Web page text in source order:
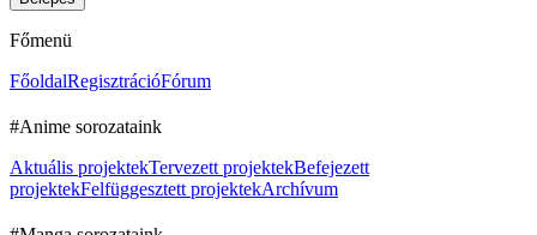
Főmenü
FőoldalRegisztrációFórum
#Anime sorozataink
Aktuális projektekTervezett projektekBefejezett
projektekFelfüggesztett projektekArchívum